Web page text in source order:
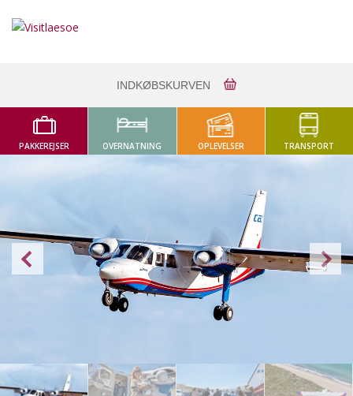
INDKØBSKURVEN
PAKKEREJSER OVERNATNING OPLEVELSER TRANSPORT